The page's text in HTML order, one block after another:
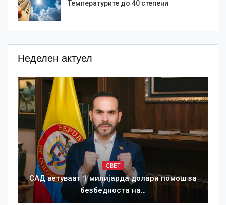
Температурите до 40 степени
Неделен актуел
СВЕТ
САД ветуваат 1 милијарда долари помош за
безбедноста на…